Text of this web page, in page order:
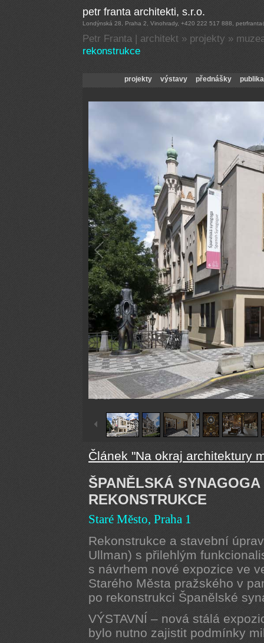
Petr Franta | architekt » projekty »
rekonstrukce
1 /13
Článek "Na okraj architektury
ŠPANĚLSKÁ
REKONSTRUKCE
Staré Město, Praha 1
Rekonstrukce a stavební
Ullman) s přilehlým
s návrhem nové expozice ve
Starého Města pražského v
po rekonstrukci Španělské
VÝSTAVNÍ – nová stálá
bylo nutno zajistit podmínky